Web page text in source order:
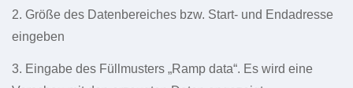
2. Größe des Datenbereiches bzw. Start- und Endadresse
eingeben
3. Eingabe des Füllmusters „Ramp data“. Es wird eine